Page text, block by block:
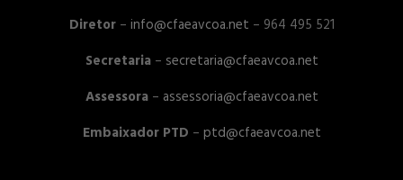
Diretor– info@cfaeavcoa.net – 964 495 521
Secretaria– secretaria@cfaeavcoa.net
Assessora– assessoria@cfaeavcoa.net
Embaixador PTD – ptd@cfaeavcoa.net